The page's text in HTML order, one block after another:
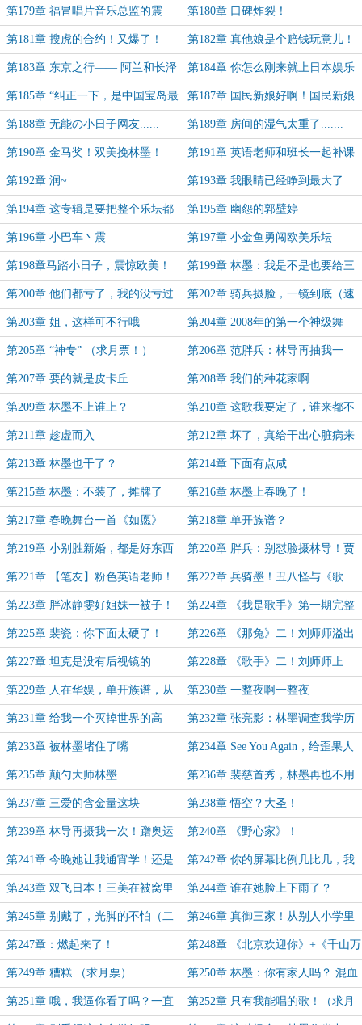
亏待过 山，林墨！
第179章 福冒唱片音乐总监的震
惊！这专辑.......
第180章 口碑炸裂！
第181章 搜虎的合约！又爆了！ 第182章 真他娘是个赔钱玩意儿！
第183章 东京之行—— 阿兰和长泽
雅美
第184章 你怎么刚来就上日本娱乐
头条了！
第185章 “纠正一下，是中国宝岛最
红的艺人！”
第187章 国民新娘好啊！国民新娘
得.......
第188章 无能の小日子网友...... 第189章 房间的湿气太重了.......
第190章 金马奖！双美挽林墨！ 第191章 英语老师和班长一起补课
第192章 润~ 第193章 我眼睛已经睁到最大了
第194章 这专辑是要把整个乐坛都
炸掉吗
第195章 幽怨的郭壁婷
第196章 小巴车丶震 第197章 小金鱼勇闯欧美乐坛
第198章马踏小日子，震惊欧美！
林墨这是在为国争光！
第199章 林墨：我是不是也要给三
爷个投名状？
第200章 他们都亏了，我的没亏过 第202章 骑兵摄脸，一镜到底（速
看）
第203章 姐，这样可不行哦 第204章 2008年的第一个神级舞
台！
第205章 “神专” （求月票！） 第206章 范胖兵：林导再抽我一
次！（求月票）
第207章 要的就是皮卡丘 第208章 我们的种花家啊
第209章 林墨不上谁上？ 第210章 这歌我要定了，谁来都不
好使！
第211章 趁虚而入 第212章 坏了，真给干出心脏病来
了
第213章 林墨也干了？ 第214章 下面有点咸
第215章 林墨：不装了，摊牌了 第216章 林墨上春晚了！
第217章 春晚舞台一首《如愿》
（月底求月票！）
第218章 单开族谱？
第219章 小别胜新婚，都是好东西
啊！
第220章 胖兵：别怼脸摄林导！贾
靖文：老师也要！（二合一）
第221章 【笔友】粉色英语老师！
互联网战神李荣豪！（二合一）
第222章 兵骑墨！丑八怪与《歌
手》阵容！（二合一）
第223章 胖冰静雯好姐妹一被子！
（速看）！
第224章 《我是歌手》第一期完整
版（二合一）！
第225章 裴瓷：你下面太硬了！ 第226章 《那兔》二！刘师师溢出
像雨水~
第227章 坦克是没有后视镜的 第228章 《歌手》二！刘师师上
门！
第229章 人在华娱，单开族谱，从
拒绝富婆开始
第230章 一整夜啊一整夜
第231章 给我一个灭掉世界的高
音！
第232章 张亮影：林墨调查我学历
第233章 被林墨堵住了嘴 第234章 See You Again，给歪果人
亿点震撼
第235章 颠勺大师林墨 第236章 裴慈首秀，林墨再也不用
徒手开蚌壳了
第237章 三爱的含金量这块 第238章 悟空？大圣！
第239章 林导再摄我一次！蹭奥运
蹭得漂亮！
第240章 《野心家》！
第241章 今晚她让我通宵学！还是
西游？！（二合一）
第242章 你的屏幕比例几比几，我
想设你的比例
第243章 双飞日本！三美在被窝里
斗！
第244章 谁在她脸上下雨了？
第245章 别戴了，光脚的不怕（二
合一）
第246章 真御三家！从别人小学里
接过来的水你怎么直接喝？
第247章：燃起来了！ 第248章 《北京欢迎你》+《千山万
水》！
第249章 糟糕 （求月票） 第250章 林墨：你有家人吗？ 混血
美女
第251章 哦，我逼你看了吗？一直 第252章 只有我能唱的歌！（求月